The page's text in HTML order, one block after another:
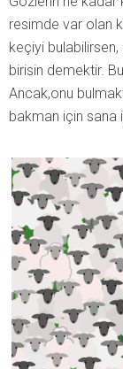
resimde var olan
keçiyi
birisin demektir.
Ancak,onu
bakman için sana